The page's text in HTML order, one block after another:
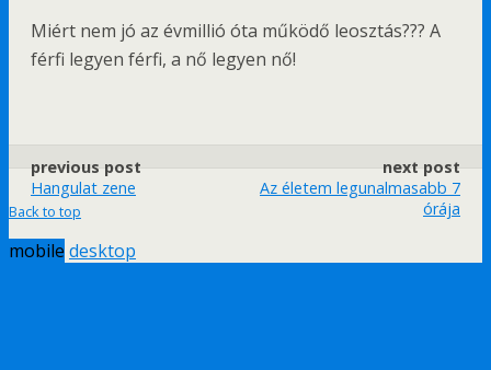
Miért nem jó az évmillió óta működő leosztás??? A
férfi legyen férfi, a nő legyen nő!
previous post
Hangulat zene
next post
Az életem legunalmasabb 7
órája
Back to top
mobile desktop